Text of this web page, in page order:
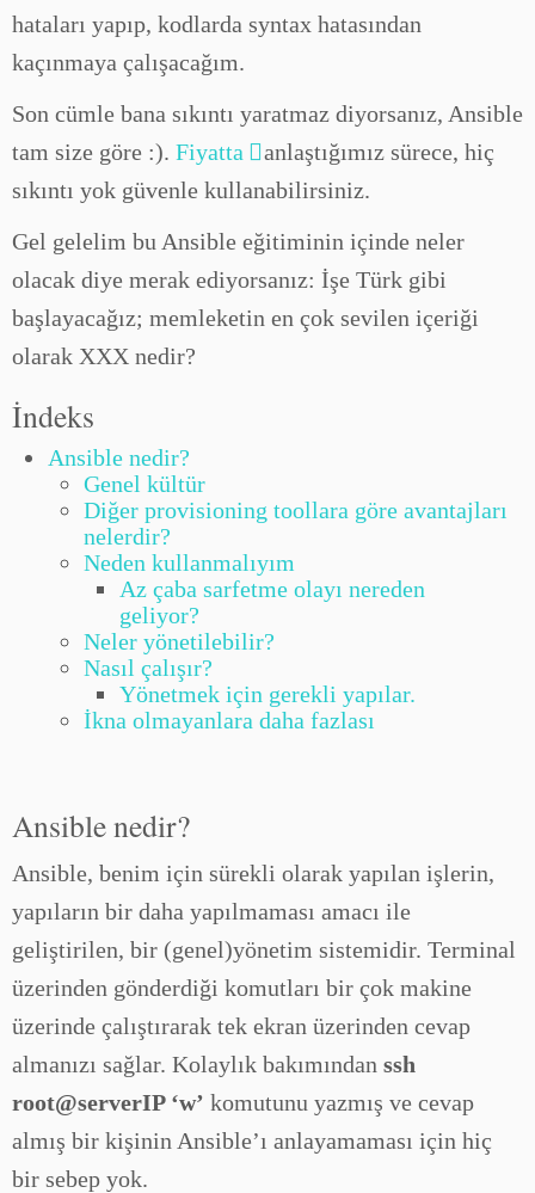
hataları yapıp, kodlarda syntax hatasından
kaçınmaya çalışacağım.
Son cümle bana sıkıntı yaratmaz diyorsanız, Ansible
tam size göre :). Fiyatta anlaştığımız sürece, hiç
sıkıntı yok güvenle kullanabilirsiniz.
Gel gelelim bu Ansible eğitiminin içinde neler
olacak diye merak ediyorsanız: İşe Türk gibi
başlayacağız; memleketin en çok sevilen içeriği
olarak XXX nedir?
İndeks
Ansible nedir?
Genel kültür
Diğer provisioning toollara göre avantajları
nelerdir?
Neden kullanmalıyım
Az çaba sarfetme olayı nereden
geliyor?
Neler yönetilebilir?
Nasıl çalışır?
Yönetmek için gerekli yapılar.
İkna olmayanlara daha fazlası
Ansible nedir?
Ansible, benim için sürekli olarak yapılan işlerin,
yapıların bir daha yapılmaması amacı ile
geliştirilen, bir (genel)yönetim sistemidir. Terminal
üzerinden gönderdiği komutları bir çok makine
üzerinde çalıştırarak tek ekran üzerinden cevap
almanızı sağlar. Kolaylık bakımından ssh
root@serverIP ‘w’ komutunu yazmış ve cevap
almış bir kişinin Ansible’ı anlayamaması için hiç
bir sebep yok.